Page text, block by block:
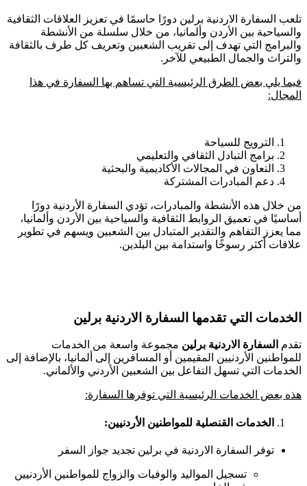
تلعب السفارة الاردنية برلين دورًا حاسمًا في تعزيز العلاقات الثقافية
والسياحية بين الأردن وألمانيا، من خلال سلسلة من الأنشطة
والبرامج التي تهدف إلى تقريب الشعبين وتعريف كل طرف بالثقافة
والتراث والجمال الطبيعي للآخر.
فيما يلي بعض الطرق الرئيسية التي تساهم بها السفارة في هذا
المجال:
الترويج للسياحة
برامج التبادل الثقافي والتعليمي
التعاون في المجالات الأكاديمية والبحثية
دعم المبادرات المشتركة
من خلال هذه الأنشطة والمبادرات، تؤدي السفارة الأردنية دورًا
أساسيًا في تعميق الروابط الثقافية والسياحية بين الأردن وألمانيا،
مما يعزز التفاهم والتقدير المتبادل بين الشعبين ويسهم في تطوير
علاقات أكثر رسوخًا واستدامة بين البلدين.
الخدمات التي تقدمها السفارة الاردنية برلين
تقدم السفارة الاردنية برلين مجموعة واسعة من الخدمات
للمواطنين الأردنيين المقيمين أو المسافرين إلى ألمانيا، بالإضافة إلى
الخدمات التي تسهل التفاعل بين الشعبين الأردني والألماني.
هذه بعض الخدمات الرئيسية التي توفرها السفارة:
الخدمات القنصلية للمواطنين الأردنيين:
توفر السفارة الاردنية في برلين تجديد جواز السفر
تسجيل المواليد والوفيات والزواج للمواطنين الأردنيين